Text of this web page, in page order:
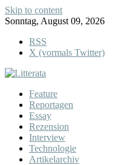
Skip to content
Sonntag, August 09, 2026
RSS
X (vormals Twitter)
Feature
Reportagen
Essay
Rezension
Interview
Technologie
Artikelarchiv